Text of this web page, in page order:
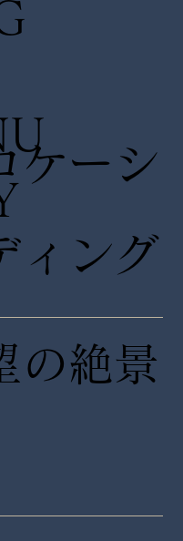
ケーシ
ィング
の絶景